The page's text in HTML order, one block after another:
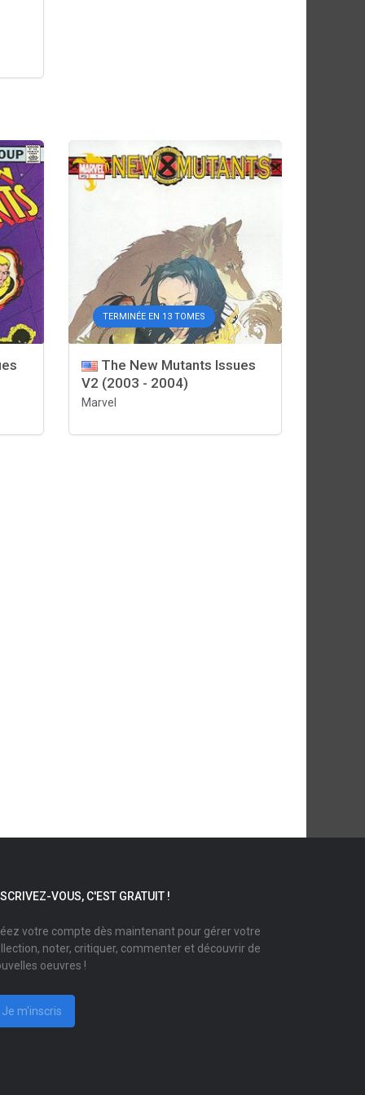
TERMINÉE EN 13 TOMES
The New Mutants Issues
V2 (2003 - 2004)
Marvel
VOUS, C'EST GRATUIT !
votre compte dès maintenant pour gérer votre
noter, critiquer, commenter et découvrir de
oeuvres !
Je m'inscris